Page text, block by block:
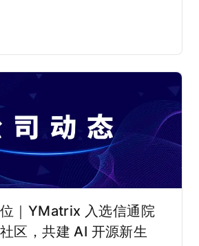
｜YMatrix 入选信通院
区，共建 AI 开源新生